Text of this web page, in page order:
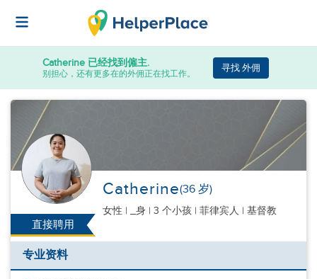
Catherine 已经找到僱主.
别担心，还有更多在的外佣正在找工作。
寻找 外佣
直接聘用
Catherine(36 岁)
女性 | _身 | 3 个小孩 | 菲律宾人 | 基督教
专业资料